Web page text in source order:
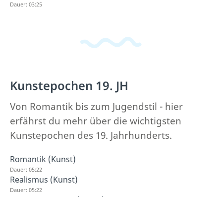
Dauer: 03:25
Kunstepochen 19. JH
Von Romantik bis zum Jugendstil - hier
erfährst du mehr über die wichtigsten
Kunstepochen des 19. Jahrhunderts.
Romantik (Kunst)
Dauer: 05:22
Realismus (Kunst)
Dauer: 05:22